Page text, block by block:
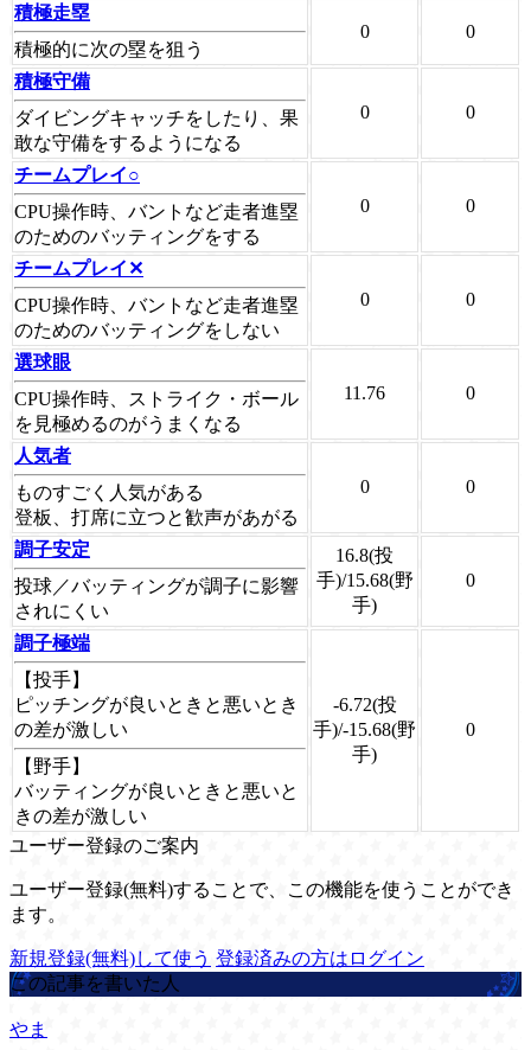
積極走塁
積極的に次の塁を狙う
0 0
積極守備
ダイビングキャッチをしたり、果
敢な守備をするようになる
0 0
チームプレイ○
CPU操作時、バントなど走者進塁
のためのバッティングをする
0 0
チームプレイ✕
CPU操作時、バントなど走者進塁
のためのバッティングをしない
0 0
選球眼
CPU操作時、ストライク・ボール
を見極めるのがうまくなる
11.76 0
人気者
ものすごく人気がある
登板、打席に立つと歓声があがる
0 0
調子安定
投球／バッティングが調子に影響
されにくい
16.8(投
手)/15.68(野
手)
0
調子極端
【投手】
ピッチングが良いときと悪いとき
の差が激しい
【野手】
バッティングが良いときと悪いと
きの差が激しい
-6.72(投
手)/-15.68(野
手)
0
ユーザー登録のご案内
ユーザー登録(無料)することで、この機能を使うことができ
ます。
新規登録(無料)して使う 登録済みの方はログイン
この記事を書いた人
やま